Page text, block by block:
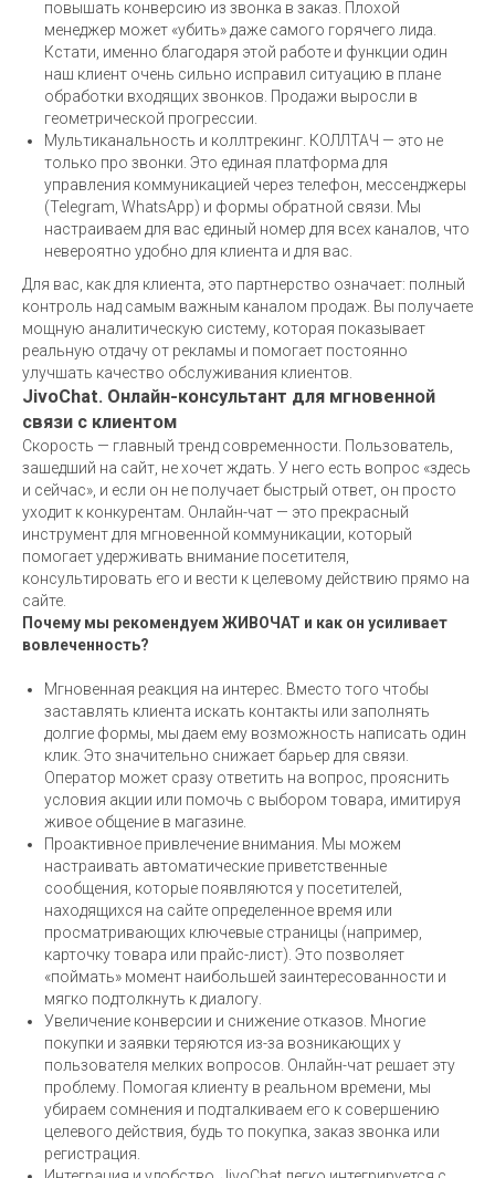
повышать конверсию из звонка в заказ. Плохой
менеджер может «убить» даже самого горячего лида.
Кстати, именно благодаря этой работе и функции один
наш клиент очень сильно исправил ситуацию в плане
обработки входящих звонков. Продажи выросли в
геометрической прогрессии.
Мультиканальность и коллтрекинг. КОЛЛТАЧ — это не
только про звонки. Это единая платформа для
управления коммуникацией через телефон, мессенджеры
(Telegram, WhatsApp) и формы обратной связи. Мы
настраиваем для вас единый номер для всех каналов, что
невероятно удобно для клиента и для вас.
Для вас, как для клиента, это партнерство означает: полный
контроль над самым важным каналом продаж. Вы получаете
мощную аналитическую систему, которая показывает
реальную отдачу от рекламы и помогает постоянно
улучшать качество обслуживания клиентов.
JivoChat. Онлайн-консультант для мгновенной
связи с клиентом
Скорость — главный тренд современности. Пользователь,
зашедший на сайт, не хочет ждать. У него есть вопрос «здесь
и сейчас», и если он не получает быстрый ответ, он просто
уходит к конкурентам. Онлайн-чат — это прекрасный
инструмент для мгновенной коммуникации, который
помогает удерживать внимание посетителя,
консультировать его и вести к целевому действию прямо на
сайте.
Почему мы рекомендуем ЖИВОЧАТ и как он усиливает
вовлеченность?
Мгновенная реакция на интерес. Вместо того чтобы
заставлять клиента искать контакты или заполнять
долгие формы, мы даем ему возможность написать один
клик. Это значительно снижает барьер для связи.
Оператор может сразу ответить на вопрос, прояснить
условия акции или помочь с выбором товара, имитируя
живое общение в магазине.
Проактивное привлечение внимания. Мы можем
настраивать автоматические приветственные
сообщения, которые появляются у посетителей,
находящихся на сайте определенное время или
просматривающих ключевые страницы (например,
карточку товара или прайс-лист). Это позволяет
«поймать» момент наибольшей заинтересованности и
мягко подтолкнуть к диалогу.
Увеличение конверсии и снижение отказов. Многие
покупки и заявки теряются из-за возникающих у
пользователя мелких вопросов. Онлайн-чат решает эту
проблему. Помогая клиенту в реальном времени, мы
убираем сомнения и подталкиваем его к совершению
целевого действия, будь то покупка, заказ звонка или
регистрация.
8 800 201 67
87
Обсудить задачу
Компания Продвижение
Разработка Аудиты
Социальные сети Блог
Контакты 152-ФЗ
Интернет-агентство "Северсайт" 2012-2026
Политика конфиденциальности |
Персональные данные, опубликованные на сайте,
размещены с согласия субъектов персональных данных.
Условия и запреты не установлены.